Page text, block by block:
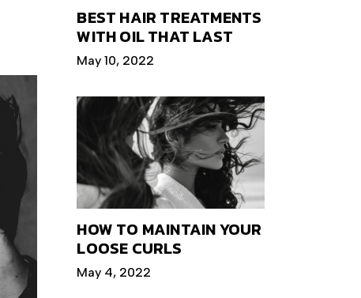
BEST HAIR TREATMENTS
WITH OIL THAT LAST
May 10, 2022
HOW TO MAINTAIN YOUR
LOOSE CURLS
May 4, 2022